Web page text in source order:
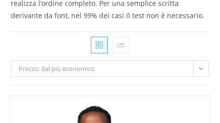
realizza l’ordine completo. Per una semplice scritta
derivante da font, nel 99% dei casi il test non è necessario.
Prezzo: dal più economico